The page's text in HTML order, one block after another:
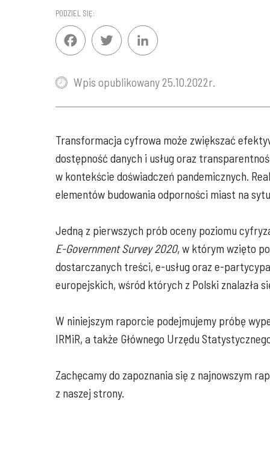
PODZIEL SIĘ:
FacebookTwitter LinkedIn
Wpis opublikowany 25.10.2022r.
Transformacja cyfrowa może zwiększać
dostępność danych i usług oraz
w kontekście doświadczeń pandemicznych.
elementów budowania odporności miast na
Jedną z pierwszych prób oceny poziomu
E-Government Survey 2020, w którym wzięto
dostarczanych treści, e-usług oraz e-
europejskich, wśród których z Polski znalazła
W niniejszym raporcie podejmujemy próbę
IRMiR, a także Głównego Urzędu
Zachęcamy do zapoznania się z najnowszym
z naszej strony.